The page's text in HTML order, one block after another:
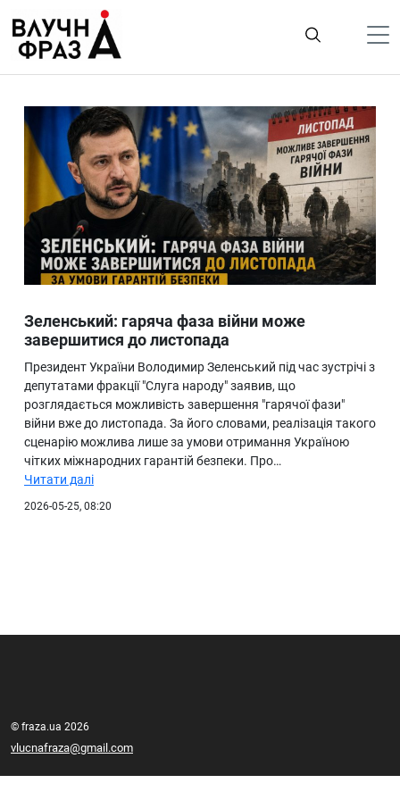
содержимому
Гроші
Життя
Лайфстайл
ТехноНаука
Людина
Ukraine
Про нас
Зеленський: гаряча фаза війни може
завершитися до листопада
Президент України Володимир Зеленський під час зустрічі з
депутатами фракції "Слуга народу" заявив, що
розглядається можливість завершення "гарячої фази"
війни вже до листопада. За його словами, реалізація такого
сценарію можлива лише за умови отримання Україною
чітких міжнародних гарантій безпеки. Про…
Читати далі
2026-05-25, 08:20
© fraza.ua 2026
vlucnafraza@gmail.com